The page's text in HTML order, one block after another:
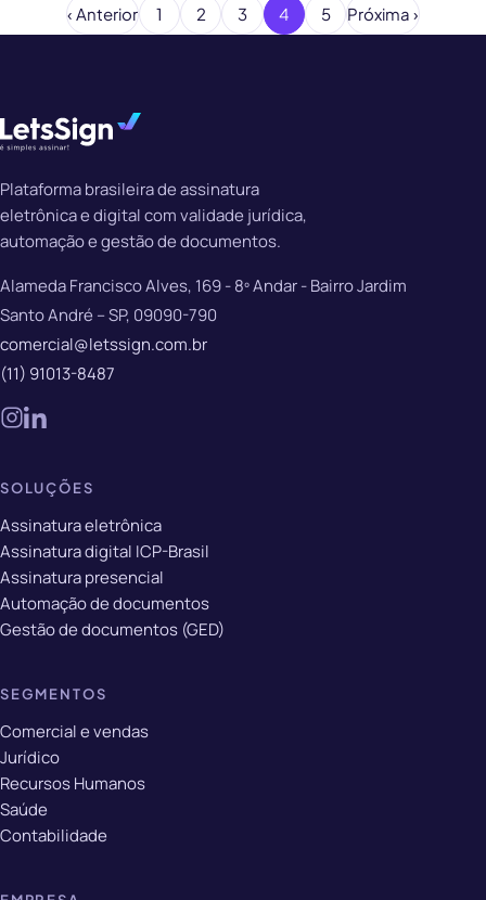
‹ Anterior 1 2 3 4 5 Próxima ›
Plataforma brasileira de assinatura
eletrônica e digital com validade jurídica,
automação e gestão de documentos.
Alameda Francisco Alves, 169 - 8º Andar - Bairro Jardim
Santo André – SP, 09090-790
comercial@letssign.com.br
(11) 91013-8487
SOLUÇÕES
Assinatura eletrônica
Assinatura digital ICP-Brasil
Assinatura presencial
Automação de documentos
Gestão de documentos (GED)
SEGMENTOS
Comercial e vendas
Jurídico
Recursos Humanos
Saúde
Contabilidade